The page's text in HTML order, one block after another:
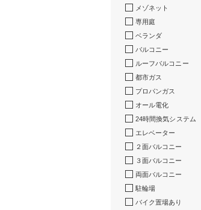
メゾネット
専用庭
ベランダ
バルコニー
ルーフバルコニー
都市ガス
プロパンガス
オール電化
24時間換気システム
エレベーター
２面バルコニー
３面バルコニー
両面バルコニー
駐輪場
バイク置場あり